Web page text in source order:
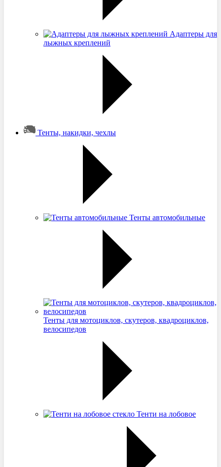
Адаптеры для
лыжных креплений
Тенты, накидки, чехлы
Тенты автомобильные
Тенты для мотоциклов, скутеров, квадроциклов,
велосипедов
Тенти на лобовое